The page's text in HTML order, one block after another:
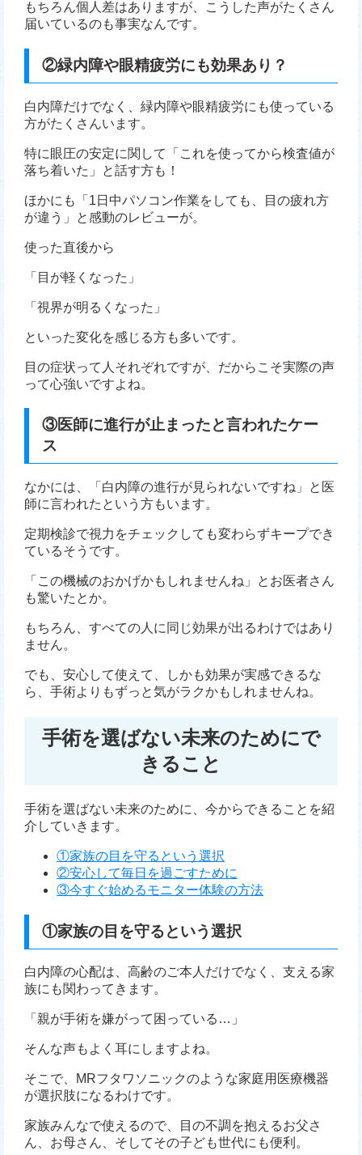
もちろん個人差はありますが、こうした声がたくさん
届いているのも事実なんです。
②緑内障や眼精疲労にも効果あり？
白内障だけでなく、緑内障や眼精疲労にも使っている
方がたくさんいます。
特に眼圧の安定に関して「これを使ってから検査値が
落ち着いた」と話す方も！
ほかにも「1日中パソコン作業をしても、目の疲れ方
が違う」と感動のレビューが。
使った直後から
「目が軽くなった」
「視界が明るくなった」
といった変化を感じる方も多いです。
目の症状って人それぞれですが、だからこそ実際の声
って心強いですよね。
③医師に進行が止まったと言われたケー
ス
なかには、「白内障の進行が見られないですね」と医
師に言われたという方もいます。
定期検診で視力をチェックしても変わらずキープでき
ているそうです。
「この機械のおかげかもしれませんね」とお医者さん
も驚いたとか。
もちろん、すべての人に同じ効果が出るわけではあり
ません。
でも、安心して使えて、しかも効果が実感できるな
ら、手術よりもずっと気がラクかもしれませんね。
手術を選ばない未来のためにで
きること
手術を選ばない未来のために、今からできることを紹
介していきます。
①家族の目を守るという選択
②安心して毎日を過ごすために
③今すぐ始めるモニター体験の方法
①家族の目を守るという選択
白内障の心配は、高齢のご本人だけでなく、支える家
族にも関わってきます。
「親が手術を嫌がって困っている…」
そんな声もよく耳にしますよね。
そこで、MRフタワソニックのような家庭用医療機器
が選択肢になるわけです。
家族みんなで使えるので、目の不調を抱えるお父さ
ん、お母さん、そしてその子ども世代にも便利。